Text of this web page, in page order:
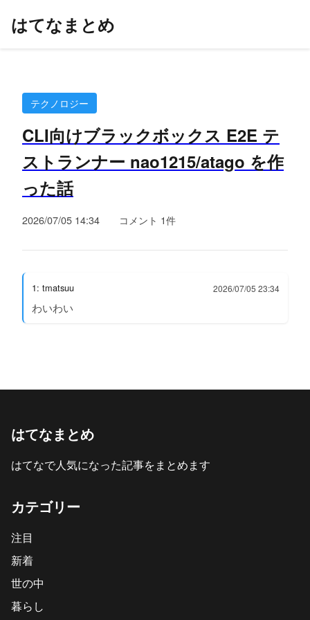
はてなまとめ
テクノロジー
CLI向けブラックボックス E2E テ
ストランナー nao1215/atago を作
った話
2026/07/05 14:34 コメント 1件
1: tmatsuu 2026/07/05 23:34
わいわい
はてなまとめ
はてなで人気になった記事をまとめます
カテゴリー
注目
新着
世の中
暮らし